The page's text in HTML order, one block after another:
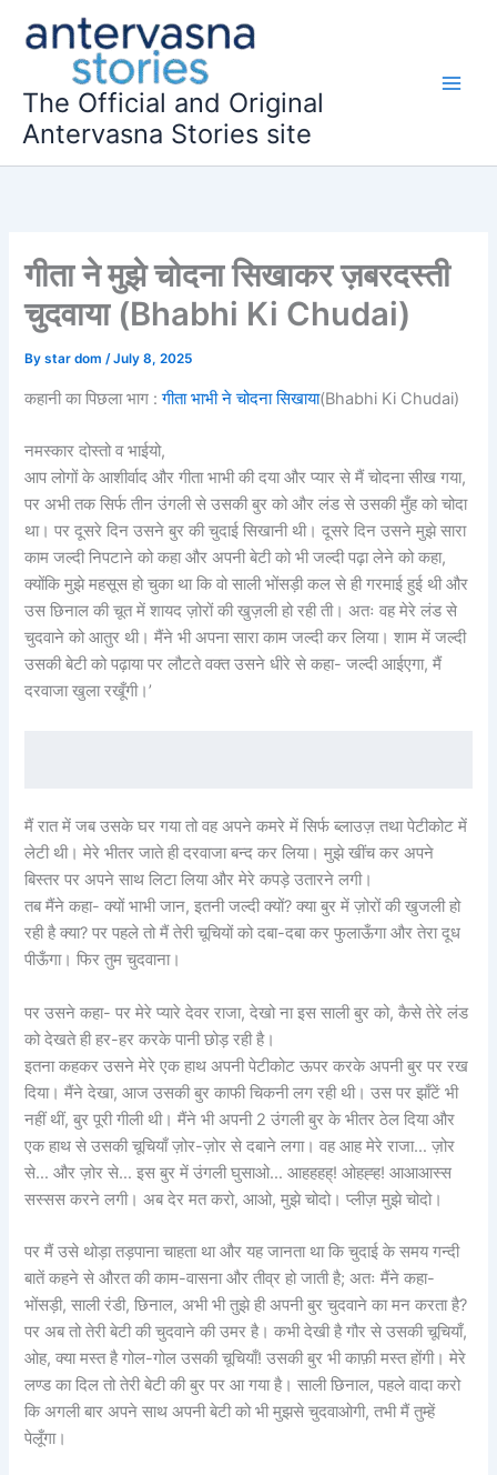
The Official and Original
Antervasna Stories site
गीता ने मुझे चोदना सिखाकर ज़बरदस्ती
चुदवाया (Bhabhi Ki Chudai)
Bystar dom/July 8, 2025
कहानी का पिछला भाग :गीता भाभी ने चोदना सिखाया(Bhabhi Ki Chudai)
नमस्कार दोस्तो व भाईयो,
आप लोगों के आशीर्वाद और गीता भाभी की दया और प्यार से मैं चोदना सीख गया,
पर अभी तक सिर्फ तीन उंगली से उसकी बुर को और लंड से उसकी मुँह को चोदा
था। पर दूसरे दिन उसने बुर की चुदाई सिखानी थी। दूसरे दिन उसने मुझे सारा
काम जल्दी निपटाने को कहा और अपनी बेटी को भी जल्दी पढ़ा लेने को कहा,
क्योंकि मुझे महसूस हो चुका था कि वो साली भोंसड़ी कल से ही गरमाई हुई थी और
उस छिनाल की चूत में शायद ज़ोरों की खुज़ली हो रही ती। अतः वह मेरे लंड से
चुदवाने को आतुर थी। मैंने भी अपना सारा काम जल्दी कर लिया। शाम में जल्दी
उसकी बेटी को पढ़ाया पर लौटते वक्त उसने धीरे से कहा- जल्दी आईएगा, मैं
दरवाजा खुला रखूँगी।’
मैं रात में जब उसके घर गया तो वह अपने कमरे में सिर्फ ब्लाउज़ तथा पेटीकोट में
लेटी थी। मेरे भीतर जाते ही दरवाजा बन्द कर लिया। मुझे खींच कर अपने
बिस्तर पर अपने साथ लिटा लिया और मेरे कपड़े उतारने लगी।
तब मैंने कहा- क्यों भाभी जान, इतनी जल्दी क्यों? क्या बुर में ज़ोरों की खुजली हो
रही है क्या? पर पहले तो मैं तेरी चूचियों को दबा-दबा कर फुलाऊँगा और तेरा दूध
पीऊँगा। फिर तुम चुदवाना।
पर उसने कहा- पर मेरे प्यारे देवर राजा, देखो ना इस साली बुर को, कैसे तेरे लंड
को देखते ही हर-हर करके पानी छोड़ रही है।
इतना कहकर उसने मेरे एक हाथ अपनी पेटीकोट ऊपर करके अपनी बुर पर रख
दिया। मैंने देखा, आज उसकी बुर काफी चिकनी लग रही थी। उस पर झाँटें भी
नहीं थीं, बुर पूरी गीली थी। मैंने भी अपनी 2 उंगली बुर के भीतर ठेल दिया और
एक हाथ से उसकी चूचियाँ ज़ोर-ज़ोर से दबाने लगा। वह आह मेरे राजा… ज़ोर
से… और ज़ोर से… इस बुर में उंगली घुसाओ… आहहहह्! ओहह्ह! आआआस्स
सस्सस करने लगी। अब देर मत करो, आओ, मुझे चोदो। प्लीज़ मुझे चोदो।
पर मैं उसे थोड़ा तड़पाना चाहता था और यह जानता था कि चुदाई के समय गन्दी
बातें कहने से औरत की काम-वासना और तीव्र हो जाती है; अतः मैंने कहा-
भोंसड़ी, साली रंडी, छिनाल, अभी भी तुझे ही अपनी बुर चुदवाने का मन करता है?
पर अब तो तेरी बेटी की चुदवाने की उमर है। कभी देखी है गौर से उसकी चूचियाँ,
ओह, क्या मस्त है गोल-गोल उसकी चूचियाँ! उसकी बुर भी काफ़ी मस्त होंगी। मेरे
लण्ड का दिल तो तेरी बेटी की बुर पर आ गया है। साली छिनाल, पहले वादा करो
कि अगली बार अपने साथ अपनी बेटी को भी मुझसे चुदवाओगी, तभी मैं तुम्हें
पेलूँगा।